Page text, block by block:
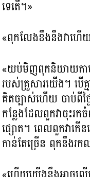
ទេតើ។»
«ពុកលែងខឹងនឹងវាហើ
«យប់មិញពុកនិយាយតា
របស់គ្រួសារយើង​។ បើគ្ម
គិតច្បាស់ហើយ ចាប់ពីថ្
កន្លែងដែលពួកវាចុះរ
ផ្សោត។ ពេលពួកវាកើ
កាន់តែច្រើន ពុកនឹងរក